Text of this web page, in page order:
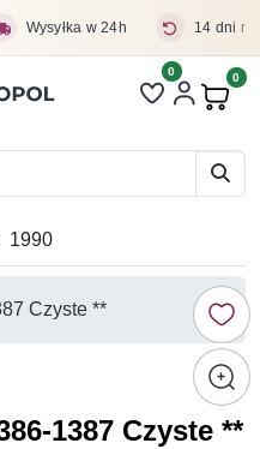
Wysyłka w 24h 14 dni
Liczba pozycji
0 0
1990
1387 Czyste **